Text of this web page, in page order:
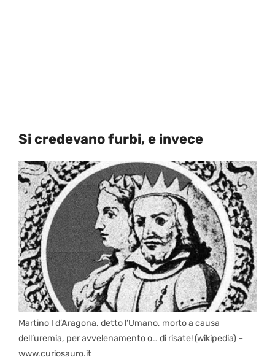
Si credevano furbi, e invece
Martino I d’Aragona, detto l’Umano, morto a causa
dell’uremia, per avvelenamento o… di risate! (wikipedia) –
www.curiosauro.it